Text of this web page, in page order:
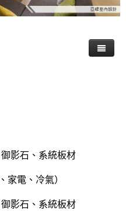
影石、系統板材
家電、冷氣）
影石、系統板材